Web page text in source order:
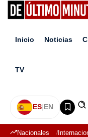
Inicio Noticias
TV
ES|EN
Nacionales